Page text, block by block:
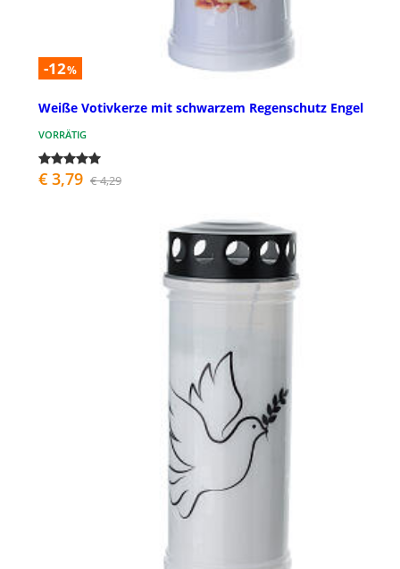
-12%
Weiße Votivkerze mit schwarzem Regenschutz Engel
VORRÄTIG
€ 3,79 € 4,29